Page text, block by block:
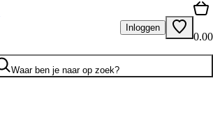
Inloggen
0.00
Waar ben je naar op zoek?